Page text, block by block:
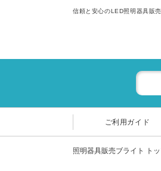
信頼と安心のLED照明器具販
ご利用ガイド
照明器具販売ブライト ト